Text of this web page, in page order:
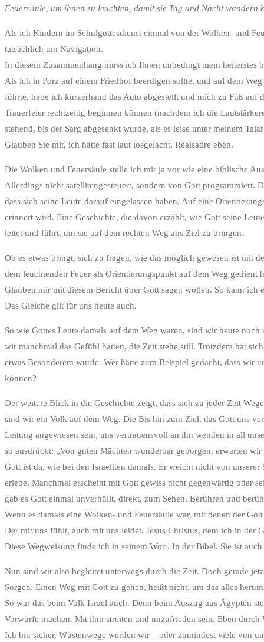
Feuersäule, um ihnen zu leuchten, damit sie Tag und Nacht
Als ich Kindern im Schulgottesdienst einmal von der Wolken- und
tatsächlich um Navigation.
In diesem Zusammenhang muss ich Ihnen unbedingt mein heiterstes
Als ich in Porz auf einem Friedhof beerdigen sollte, und auf dem
führte, habe ich kurzerhand das Auto abgestellt und mich zu Fuß
Trauerfeier rechtzeitig beginnen können (nachdem ich die
stehend, bis der Sarg abgesenkt wurde, als es leise unter meinem
Glauben Sie mir, ich hätte fast laut losgelacht. Realsatire eben.
Die Wolken und Feuersäule stelle ich mir ja vor wie eine biblische
Allerdings nicht satellitengesteuert, sondern von Gott programmiert.
dass sich seine Leute darauf eingelassen haben. Auf eine
erinnert wird. Eine Geschichte, die davon erzählt, wie Gott seine
leitet und führt, um sie auf dem rechten Weg ans Ziel zu bringen.
Ob es etwas bringt, sich zu fragen, wie das möglich gewesen ist mit
dem leuchtenden Feuer als Orientierungspunkt auf dem Weg
Glauben mir mit diesem Bericht über Gott sagen wollen. So kann ich
Das Gleiche gilt für uns heute auch.
So wie Gottes Leute damals auf dem Weg waren, sind wir heute
wir manchmal das Gefühl hatten, die Zeit stehe still. Trotzdem hat
etwas Besonderem wurde. Wer hätte zum Beispiel gedacht, dass
können?
Der weitere Blick in die Geschichte zeigt, dass sich zu jeder Zeit
sind wir ein Volk auf dem Weg. Die Bis hin zum Ziel, das Gott uns
Leitung angewiesen sein, uns vertrauensvoll an ihn wenden in all
so ausdrückt: „Von guten Mächten wunderbar geborgen, erwarten
Gott ist da, wie bei den Israeliten damals. Er weicht nicht von
erlebe. Manchmal erscheint mit Gott gewiss nicht gegenwärtig oder
gab es Gott einmal unverhüllt, direkt, zum Sehen, Berühren und
Wenn es damals eine Wolken- und Feuersäule war, mit denen der
Der mit uns fühlt, auch mit uns leidet. Jesus Christus, dem ich in der
Diese Wegweisung finde ich in seinem Wort. In der Bibel. Sie ist
Nun sind wir also begleitet unterwegs durch die Zeit. Doch gerade
Sorgen. Einen Weg mit Gott zu gehen, heißt nicht, um das alles
So war das beim Volk Israel auch. Denn beim Auszug aus Ägypten
Vorwürfe machen. Mit ihm streiten und unzufrieden sein. Eben durch
Ich bin sicher, Wüstenwege werden wir – oder zumindest viele von